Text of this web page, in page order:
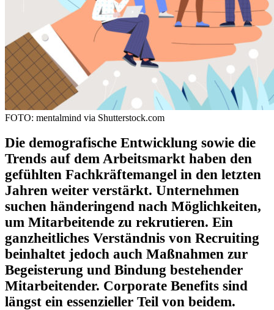
FOTO: mentalmind via Shutterstock.com
Die demografische Entwicklung sowie die
Trends auf dem Arbeitsmarkt haben den
gefühlten Fachkräftemangel in den letzten
Jahren weiter verstärkt. Unternehmen
suchen händeringend nach Möglichkeiten,
um Mitarbeitende zu rekrutieren. Ein
ganzheitliches Verständnis von Recruiting
beinhaltet jedoch auch Maßnahmen zur
Begeisterung und Bindung bestehender
Mitarbeitender. Corporate Benefits sind
längst ein essenzieller Teil von beidem.